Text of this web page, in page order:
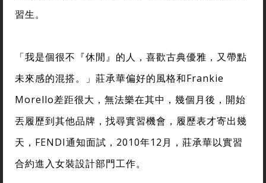
習生。
「我是個很不『休閒』的人，喜歡古典優雅，又帶點
未來感的混搭。」莊承華偏好的風格和Frankie
Morello差距很大，無法樂在其中，幾個月後，開始
丟履歷到其他品牌，找尋實習機會，履歷表才寄出幾
天，FENDI通知面試，2010年12月，莊承華以實習
合約進入女裝設計部門工作。